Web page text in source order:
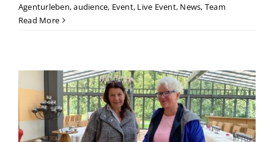
Agenturleben,audience, Event, Live Event, News, Team
Read More